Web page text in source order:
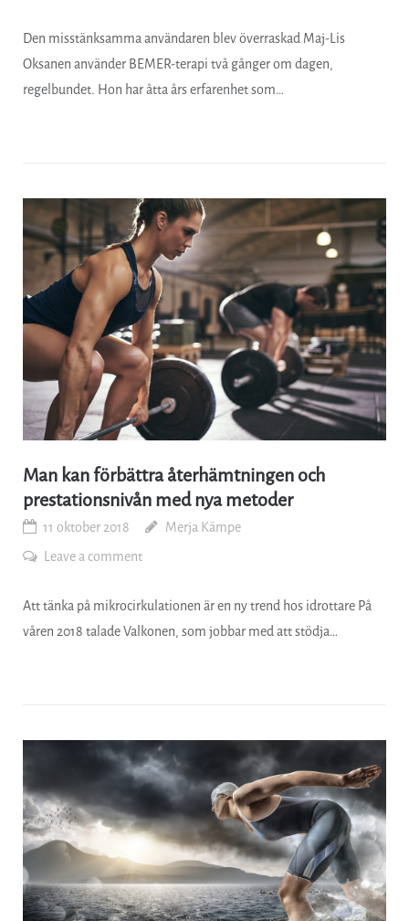
Den misstänksamma användaren blev överraskad Maj-Lis
Oksanen använder BEMER-terapi två gånger om dagen,
regelbundet. Hon har åtta års erfarenhet som…
Man kan förbättra återhämtningen och
prestationsnivån med nya metoder
11 oktober 2018
Merja Kämpe
Leave a comment
Att tänka på mikrocirkulationen är en ny trend hos idrottare På
våren 2018 talade Valkonen, som jobbar med att stödja…